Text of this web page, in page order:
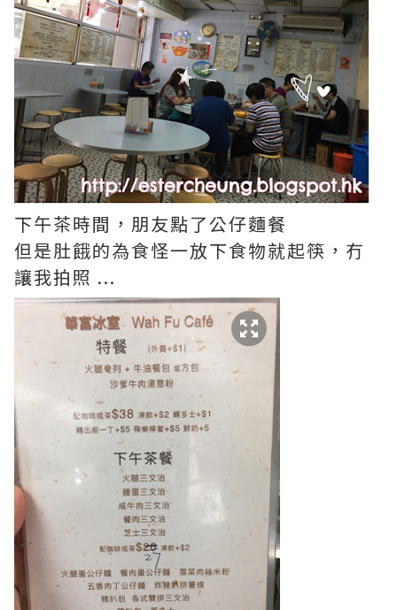
下午茶時間，朋友點了公仔麵餐
但是肚餓的為食怪一放下食物就起筷，冇
讓我拍照 ...